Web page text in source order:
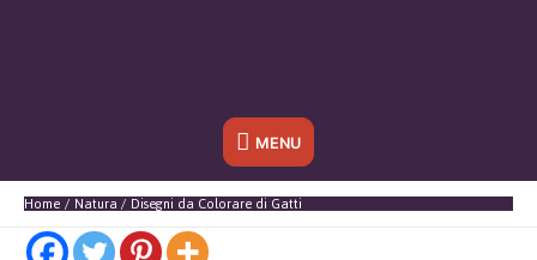
Sotto
l'header
MENU
Home Natura Disegni da Colorare di Gatti